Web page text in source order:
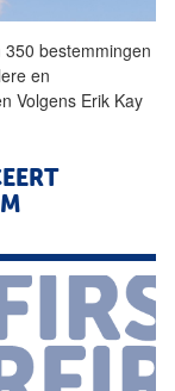
350 bestemmingen
en
Volgens Erik Kay